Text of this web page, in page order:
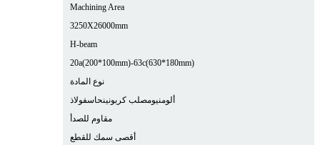
Machining Area
3250X26000mm
H-beam
20a(200*100mm)-63c(630*180mm)
نوع المادة
ألومنيومصلب كربونينحاسفولاذ
مقاوم للصدأ
أقصى سمك للقطع